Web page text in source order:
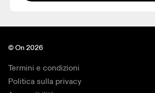
© On 2026
Termini e condizioni
Politica sulla privacy